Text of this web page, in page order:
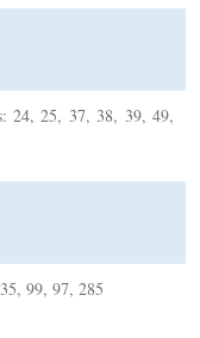
24, 25, 37, 38, 39, 49,
99, 97, 285